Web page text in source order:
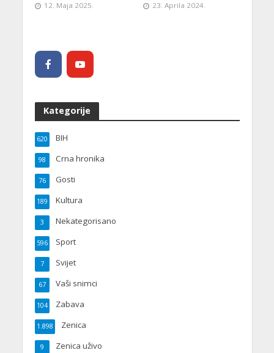
12. Maja 2025. 23. Aprila 2024.
Kategorije
BIH
620
Crna hronika
98
Gosti
76
Kultura
189
Nekategorisano
3
Sport
596
Svijet
7
Vaši snimci
67
Zabava
104
Zenica
1.898
Zenica uživo
9